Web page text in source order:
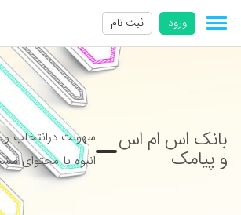
ورود ثبت نام
بانک اس ام اس
و پیامک
سهولت درانتخاب و
انبوه با محتوای